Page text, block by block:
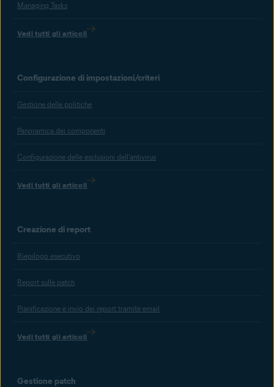
Managing Tasks
Vedi tutti gli articoli
Configurazione di impostazioni/criteri
Gestione delle politiche
Panoramica dei componenti
Configurazione delle esclusioni dell'antivirus
Vedi tutti gli articoli
Creazione di report
Riepilogo esecutivo
Report sulle patch
Pianificazione e invio dei report tramite email
Vedi tutti gli articoli
Gestione patch